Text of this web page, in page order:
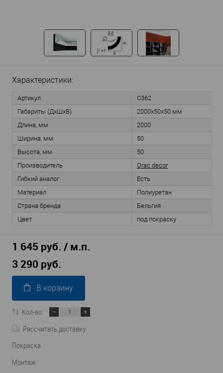
Характеристики:
Артикул
C362
Габариты (ДхШхВ)
2000x50x50 мм
Длина, мм
2000
Ширина, мм
50
Высота, мм
50
Производитель
Orac decor
Гибкий аналог
Есть
Материал
Полиуретан
Страна бренда
Бельгия
Цвет
под покраску
1 645 руб. / м.п.
3 290 руб.
В корзину
Кол-во:
Рассчитать доставку
Покраска
Монтаж